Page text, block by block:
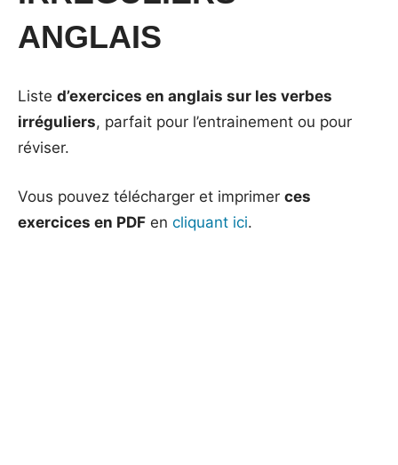
ANGLAIS
Liste d’exercices en anglais sur les verbes
irréguliers, parfait pour l’entrainement ou pour
réviser.
Vous pouvez télécharger et imprimer ces
exercices en PDF en cliquant ici.